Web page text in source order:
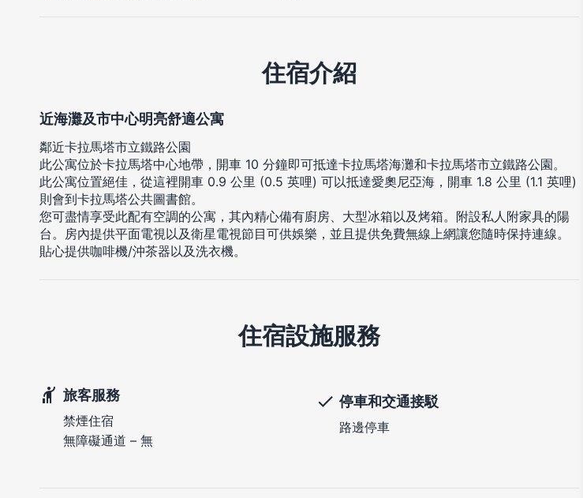
住宿介紹
近海灘及市中心明亮舒適公寓
鄰近卡拉馬塔市立鐵路公園
此公寓位於卡拉馬塔中心地帶，開車 10 分鐘即可抵達卡拉馬塔海灘和卡拉馬塔市立鐵路公園。
此公寓位置絕佳，從這裡開車 0.9 公里 (0.5 英哩) 可以抵達愛奧尼亞海，開車 1.8 公里 (1.1 英哩)
則會到卡拉馬塔公共圖書館。
您可盡情享受此配有空調的公寓，其內精心備有廚房、大型冰箱以及烤箱。附設私人附家具的陽
台。房內提供平面電視以及衛星電視節目可供娛樂，並且提供免費無線上網讓您隨時保持連線。
貼心提供咖啡機/沖茶器以及洗衣機。
住宿設施服務
旅客服務
禁煙住宿
無障礙通道 – 無
停車和交通接駁
路邊停車